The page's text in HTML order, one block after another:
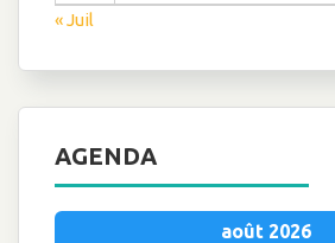
« Juil
AGENDA
août 2026